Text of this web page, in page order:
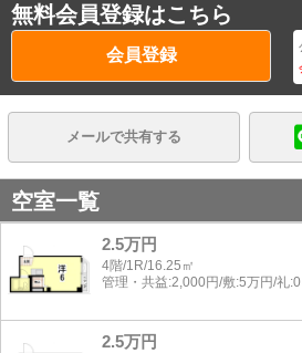
無料会員登録はこちら
会員登録
メールで共有する
空室一覧
2.5万円
4階/1R/16.25㎡
管理・共益:2,000円/敷:5万円/礼:0
2.5万円